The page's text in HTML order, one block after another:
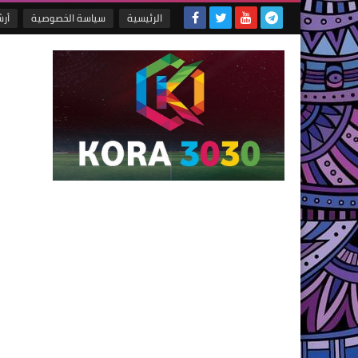
الرئيسية سياسة الخصوصية